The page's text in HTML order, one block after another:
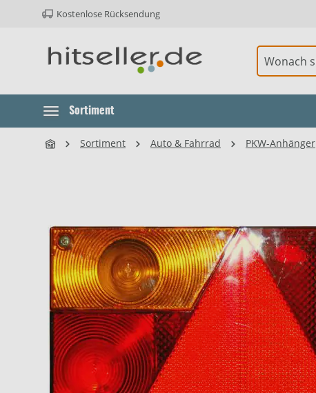
Hauptnavigation springen
Kostenlose Rücksendung
Sortiment
Sortiment Auto & Fahrrad PKW-Anhänger